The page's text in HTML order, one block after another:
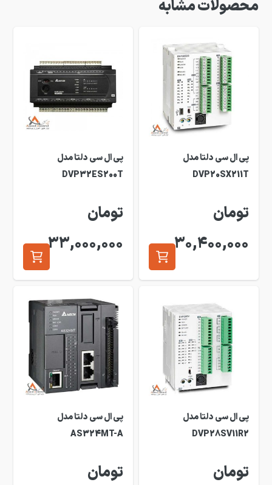
محصولات مشابه
پی ال سی دلتا مدل
DVP20SX211T
تومان
30,400,000
پی ال سی دلتا مدل
DVP32ES200T
تومان
33,000,000
پی ال سی دلتا مدل
DVP28SV11R2
تومان
پی ال سی دلتا مدل
AS324MT-A
تومان